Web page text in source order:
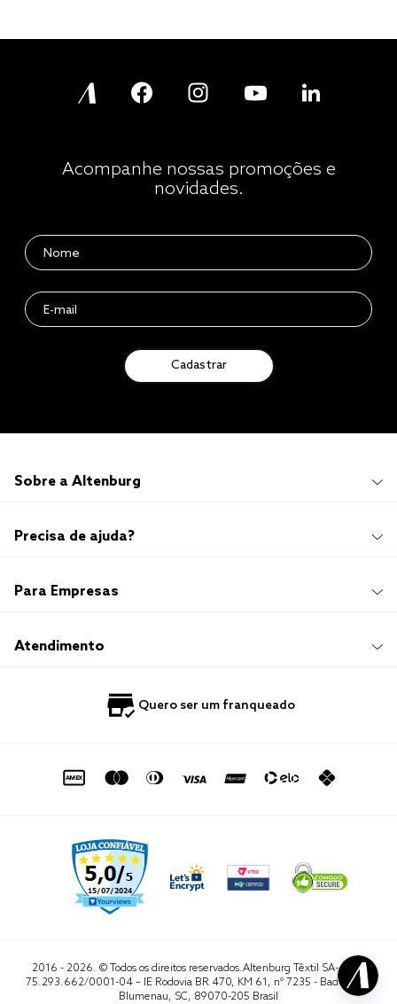
Acompanhe nossas promoções e
novidades.
Cadastrar
Sobre a Altenburg
Institucional
Imprensa
Sustentabilidade
Trabalhe Conosco
Precisa de ajuda?
Promoções e Regulamentos
Compre e Retire em Loja
Política de Privacidade
Para Empresas
Hotelaria
Atendimento
0800 729 1588
sac@altenburg.com.br
Quero ser um franqueado
2016 - 2026. © Todos os direitos reservados.Altenburg Têxtil SA- CNPJ
75.293.662/0001-04 – IE Rodovia BR 470, KM 61, nº 7235 - Badenfurt,
Blumenau, SC, 89070-205 Brasil